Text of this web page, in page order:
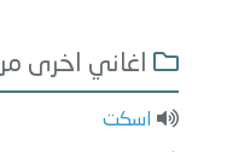
اغاني اخرى
اسكت